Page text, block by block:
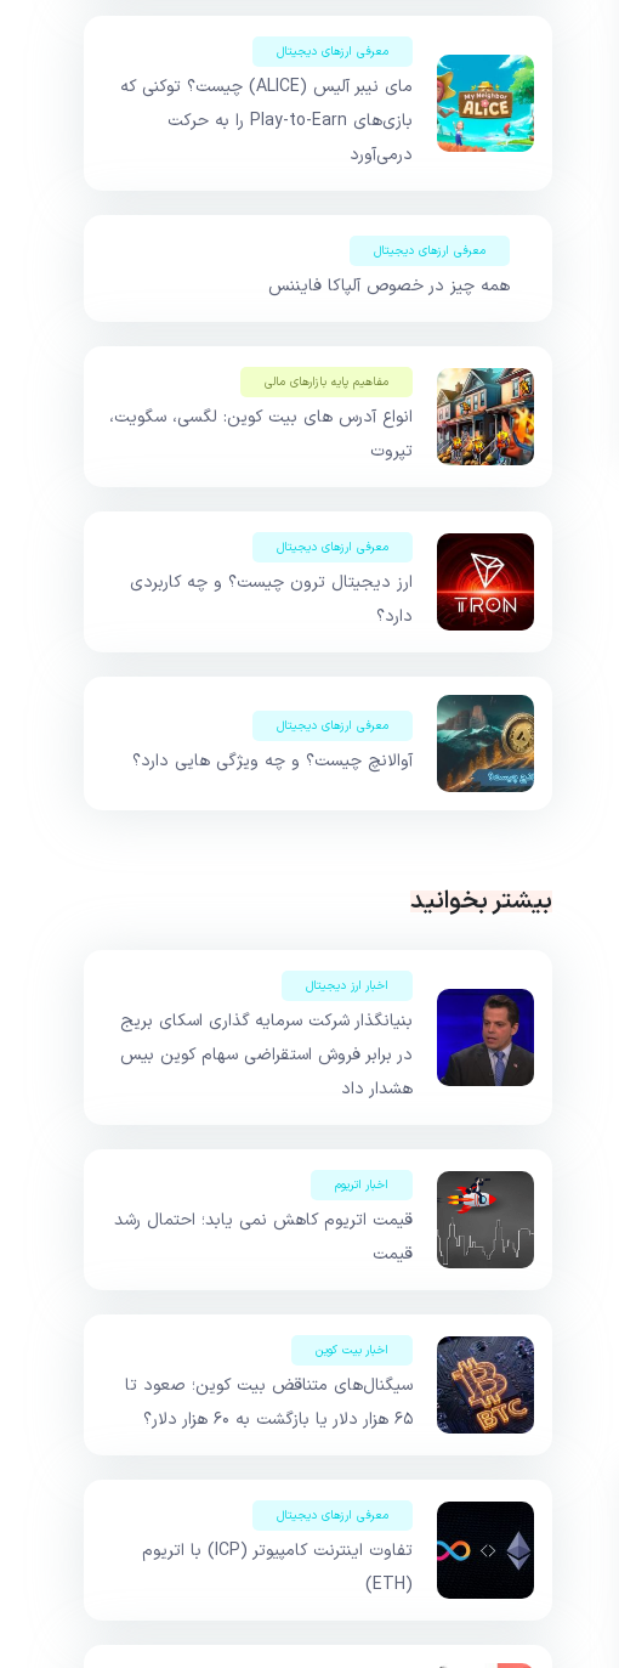
معرفی ارزهای دیجیتال
مای نیبر آلیس (ALICE) چیست؟ توکنی که
بازی‌های Play-to-Earn را به حرکت
درمی‌آورد
معرفی ارزهای دیجیتال
همه چیز در خصوص آلپاکا فایننس
مفاهیم پایه بازار‌های مالی
انواع آدرس های بیت کوین: لگسی، سگویت،
تپروت
معرفی ارزهای دیجیتال
ارز دیجیتال ترون چیست؟ و چه کاربردی
دارد؟
معرفی ارزهای دیجیتال
آوالانچ چیست؟ و چه ویژگی هایی دارد؟
بیشتر بخوانید
اخبار ارز دیجیتال
بنیانگذار شرکت سرمایه گذاری اسکای بریج
در برابر فروش استقراضی سهام کوین بیس
هشدار داد
اخبار اتریوم
قیمت اتریوم کاهش نمی یابد؛ احتمال رشد
قیمت
اخبار بیت کوین
سیگنال‌های متناقض بیت کوین؛ صعود تا
۶۵ هزار دلار یا بازگشت به ۶۰ هزار دلار؟
معرفی ارزهای دیجیتال
تفاوت اینترنت کامپیوتر (ICP) با اتریوم
(ETH)